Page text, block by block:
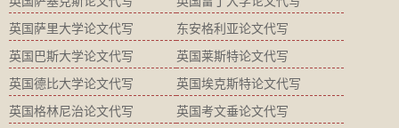
英国萨里大学论文代写 东安格利亚论文代写
英国巴斯大学论文代写 英国莱斯特论文代写
英国德比大学论文代写 英国埃克斯特论文代写
英国格林尼治论文代写 英国考文垂论文代写